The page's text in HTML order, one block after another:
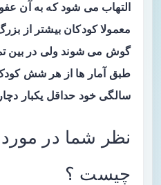
التهاب می شود که به آن
معمولا کودکان بیشتر از
گوش می شوند ولی در بین
طبق آمار ها از هر شش
سالگی خود حداقل یکبار
نظر شما در
چیست ؟